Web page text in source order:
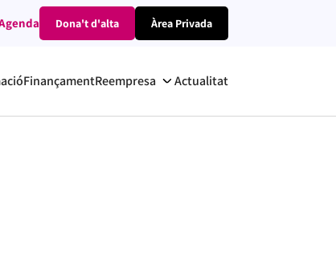
Dona't d'alta Àrea Privada
FinançamentReempresa Actualitat